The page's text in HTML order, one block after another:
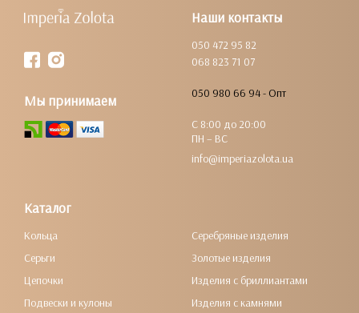
Наши контакты
050 472 95 82
068 823 71 07
050 980 66 94 - Опт
С 8:00 до 20:00
ПН – ВС
info@imperiazolota.ua
Мы принимаем
Каталог
Кольца
Серьги
Цепочки
Подвески и кулоны
Серебряные изделия
Золотые изделия
Изделия с бриллиантами
Изделия с камнями